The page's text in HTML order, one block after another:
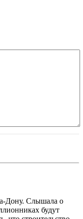
Дону. Слышала о
будут